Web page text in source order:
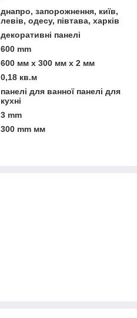
днапро, запорожнення, київ,
левів, одесу, півтава, харків
декоративні панелі
600 mm
600 мм х 300 мм х 2 мм
0,18 кв.м
панелі для ванної панелі для
кухні
3 mm
300 mm мм